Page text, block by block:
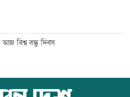
রাজনৈতিক সম্পৃক্ততা যেন পেশাগত জীবনে
বিঘ্ন না ঘটায়: প্রধানমন্ত্রী
আজ বিশ্ব বন্ধু দিবস